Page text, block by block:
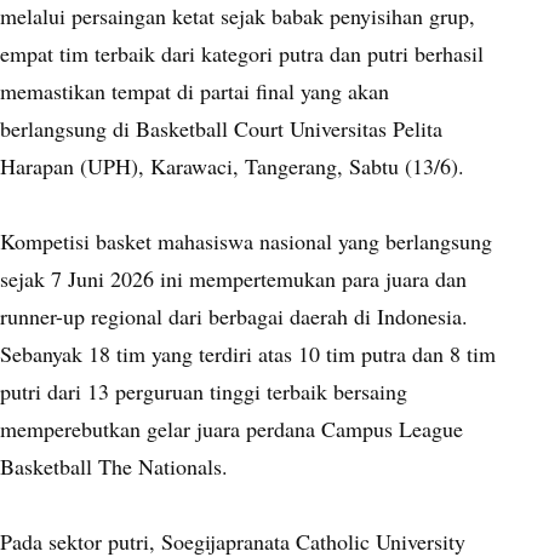
melalui persaingan ketat sejak babak penyisihan grup,
empat tim terbaik dari kategori putra dan putri berhasil
memastikan tempat di partai final yang akan
berlangsung di Basketball Court Universitas Pelita
Harapan (UPH), Karawaci, Tangerang, Sabtu (13/6).
Kompetisi basket mahasiswa nasional yang berlangsung
sejak 7 Juni 2026 ini mempertemukan para juara dan
runner-up regional dari berbagai daerah di Indonesia.
Sebanyak 18 tim yang terdiri atas 10 tim putra dan 8 tim
putri dari 13 perguruan tinggi terbaik bersaing
memperebutkan gelar juara perdana Campus League
Basketball The Nationals.
Pada sektor putri, Soegijapranata Catholic University